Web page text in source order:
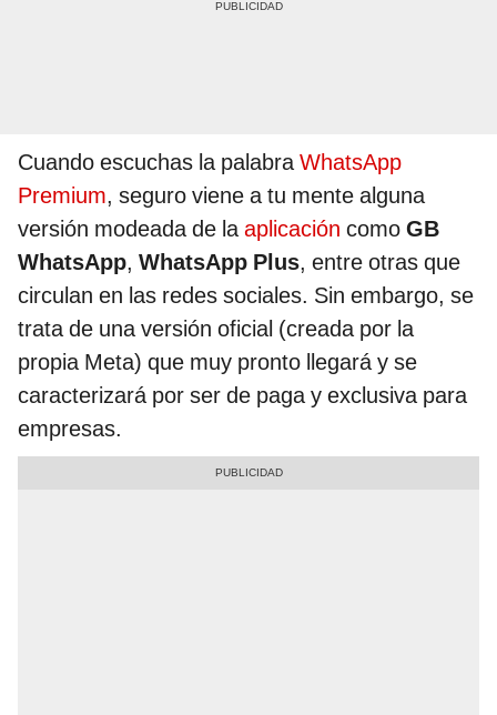
Cuando escuchas la palabraWhatsApp
Premium, seguro viene a tu mente alguna
versión modeada de laaplicación como GB
WhatsApp, WhatsApp Plus, entre otras que
circulan en las redes sociales. Sin embargo, se
trata de una versión oficial (creada por la
propia Meta) que muy pronto llegará y se
caracterizará por ser de paga y exclusiva para
empresas.